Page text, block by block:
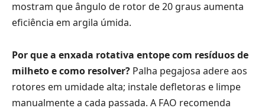
mostram que ângulo de rotor de 20 graus aumenta
eficiência em argila úmida.
Por que a enxada rotativa entope com resíduos de
milheto e como resolver? Palha pegajosa adere aos
rotores em umidade alta; instale defletoras e limpe
manualmente a cada passada. A FAO recomenda